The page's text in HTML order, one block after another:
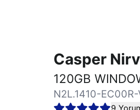
Casper
120GB
N2L.1410-
9